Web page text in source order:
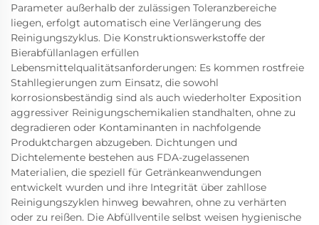
Parameter außerhalb der zulässigen Toleranzbereiche
liegen, erfolgt automatisch eine Verlängerung des
Reinigungszyklus. Die Konstruktionswerkstoffe der
Bierabfüllanlagen erfüllen
Lebensmittelqualitätsanforderungen: Es kommen rostfreie
Stahllegierungen zum Einsatz, die sowohl
korrosionsbeständig sind als auch wiederholter Exposition
aggressiver Reinigungschemikalien standhalten, ohne zu
degradieren oder Kontaminanten in nachfolgende
Produktchargen abzugeben. Dichtungen und
Dichtelemente bestehen aus FDA-zugelassenen
Materialien, die speziell für Getränkeanwendungen
entwickelt wurden und ihre Integrität über zahllose
Reinigungszyklen hinweg bewahren, ohne zu verhärten
oder zu reißen. Die Abfüllventile selbst weisen hygienische